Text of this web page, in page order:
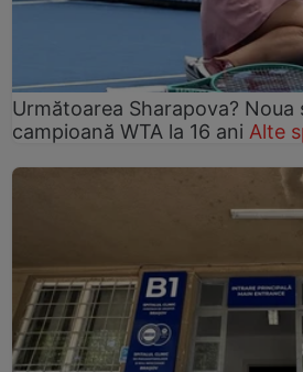
Următoarea Sharapova?
campioană WTA la 16 ani Alte